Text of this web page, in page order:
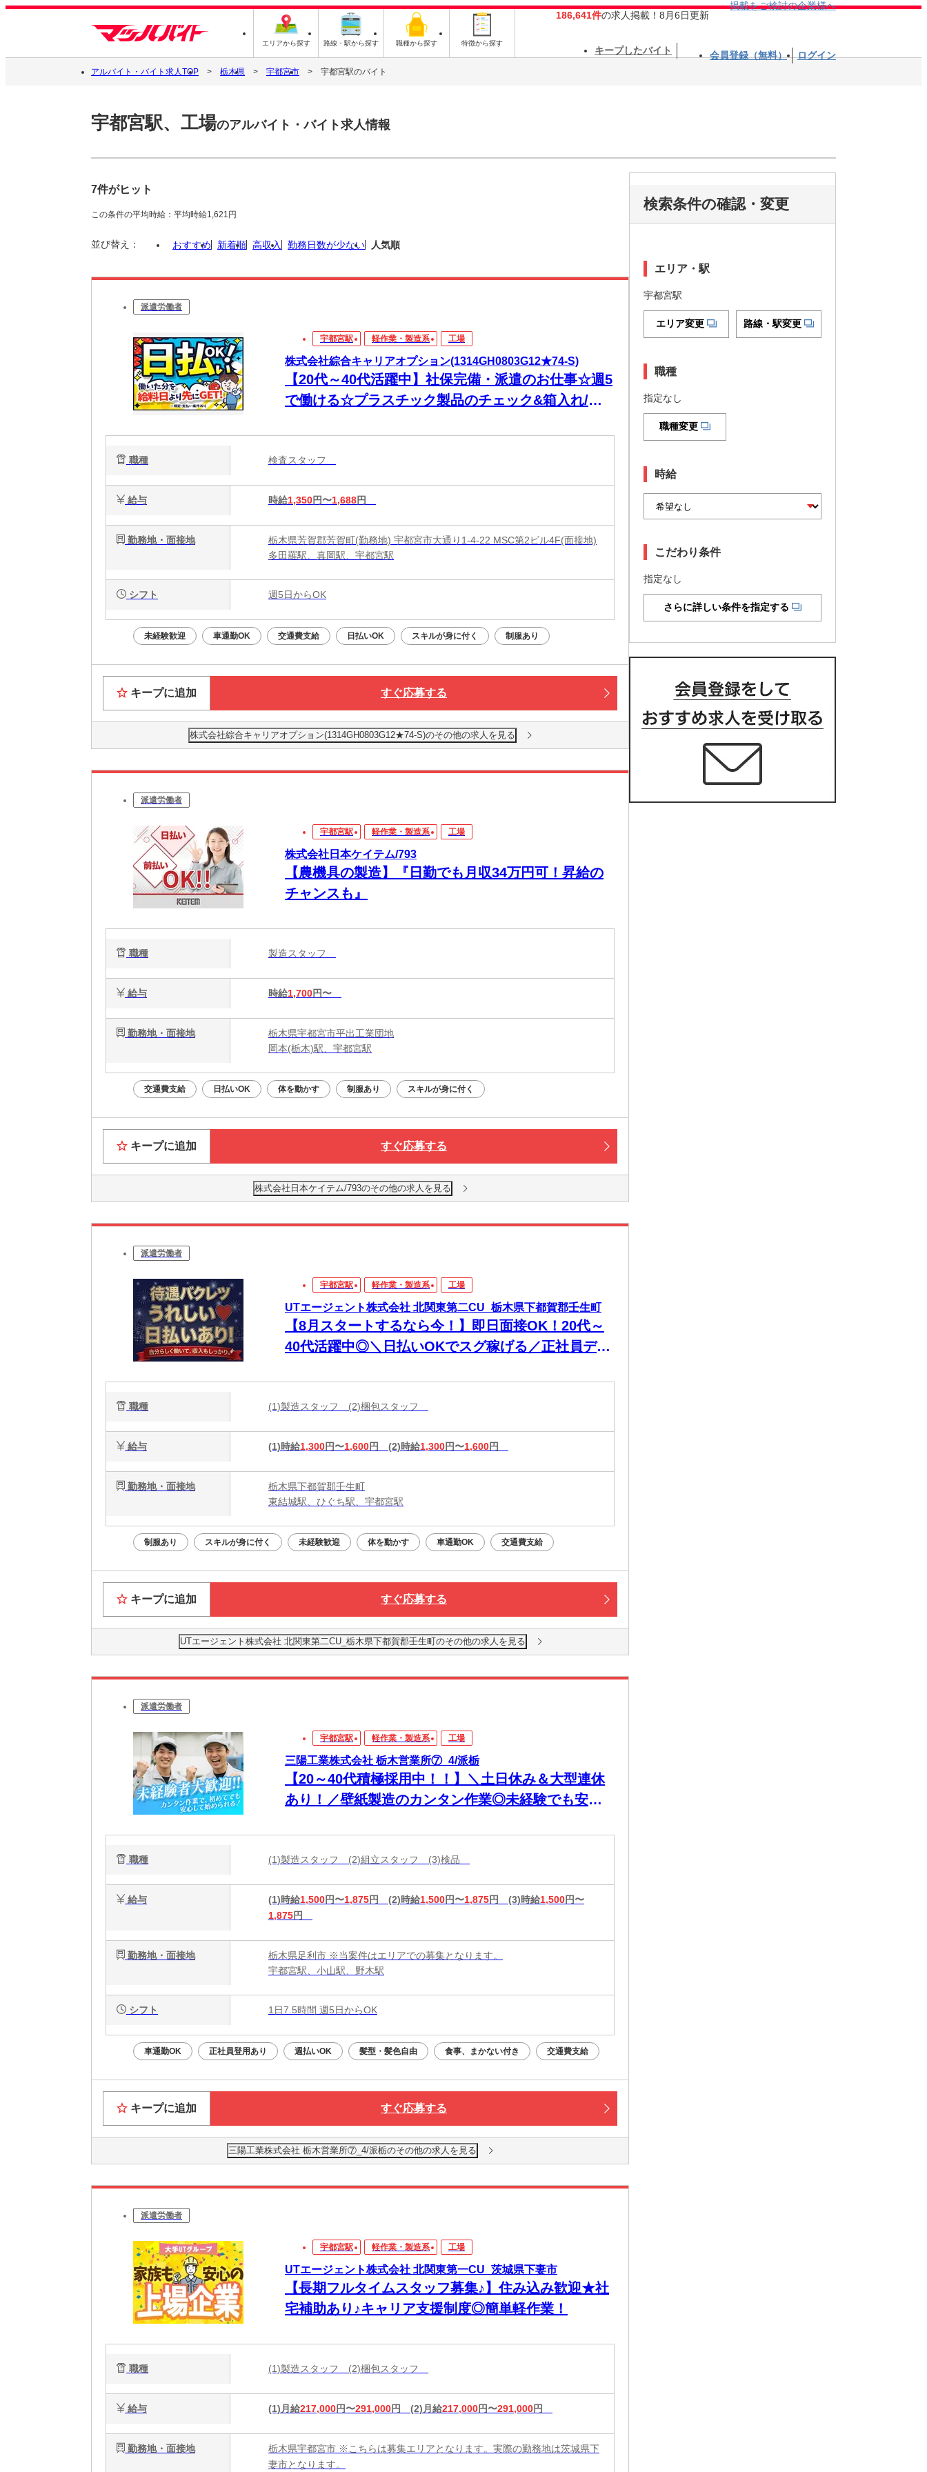
エリアから探す 路線・駅から探す 職種から探す 特徴から探す
186,641件の求人掲載！8月6日更新
掲載をご検討の企業様へ
キープしたバイト 会員登録（無料） ログイン
アルバイト・バイト求人TOP 栃木県 宇都宮市 宇都宮駅のバイト
宇都宮駅、工場のアルバイト・バイト求人情報
7件がヒット
この条件の平均時給：平均時給1,621円
並び替え： おすすめ 新着順 高収入 勤務日数が少ない 人気順
派遣労働者
宇都宮駅 軽作業・製造系 工場
株式会社綜合キャリアオプション(1314GH0803G12★74-S)
【20代～40代活躍中】社保完備・派遣のお仕事☆週5
で働ける☆プラスチック製品のチェック&箱入れ/モ
職種 検査スタッフ
給与 時給1,350円〜1,688円
勤務地・面接地
栃木県芳賀郡芳賀町(勤務地) 宇都宮市大通り1-4-22 MSC第2ビル4F(面接地)
多田羅駅、真岡駅、宇都宮駅
シフト 週5日からOK
未経験歓迎 車通勤OK 交通費支給 日払いOK スキルが身に付く 制服あり
キープに追加 すぐ応募する
株式会社綜合キャリアオプション(1314GH0803G12★74-S)のその他の求人を見る
派遣労働者
宇都宮駅 軽作業・製造系 工場
株式会社日本ケイテム/793
【農機具の製造】『日勤でも月収34万円可！昇給の
チャンスも』
職種 製造スタッフ
給与 時給1,700円〜
勤務地・面接地
栃木県宇都宮市平出工業団地
岡本(栃木)駅、宇都宮駅
交通費支給 日払いOK 体を動かす 制服あり スキルが身に付く
キープに追加 すぐ応募する
株式会社日本ケイテム/793のその他の求人を見る
派遣労働者
宇都宮駅 軽作業・製造系 工場
UTエージェント株式会社 北関東第二CU_栃木県下都賀郡壬生町
【8月スタートするなら今！】即日面接OK！20代～
40代活躍中◎＼日払いOKでスグ稼げる／正社員デビ
職種 (1)製造スタッフ (2)梱包スタッフ
給与 (1)時給1,300円〜1,600円 (2)時給1,300円〜1,600円
勤務地・面接地
栃木県下都賀郡壬生町
東結城駅、ひぐち駅、宇都宮駅
制服あり スキルが身に付く 未経験歓迎 体を動かす 車通勤OK 交通費支給
キープに追加 すぐ応募する
UTエージェント株式会社 北関東第二CU_栃木県下都賀郡壬生町のその他の求人を見る
派遣労働者
宇都宮駅 軽作業・製造系 工場
三陽工業株式会社 栃木営業所⑦_4/派栃
【20～40代積極採用中！！】＼土日休み＆大型連休
あり！／壁紙製造のカンタン作業◎未経験でも安
職種 (1)製造スタッフ (2)組立スタッフ (3)検品
給与 (1)時給1,500円〜1,875円 (2)時給1,500円〜1,875円 (3)時給1,500円〜
1,875円
勤務地・面接地
栃木県足利市 ※当案件はエリアでの募集となります。
宇都宮駅、小山駅、野木駅
シフト 1日7.5時間 週5日からOK
車通勤OK 正社員登用あり 週払いOK 髪型・髪色自由 食事、まかない付き 交通費支給
キープに追加 すぐ応募する
三陽工業株式会社 栃木営業所⑦_4/派栃のその他の求人を見る
派遣労働者
宇都宮駅 軽作業・製造系 工場
UTエージェント株式会社 北関東第一CU_茨城県下妻市
【長期フルタイムスタッフ募集♪】住み込み歓迎★社
宅補助あり♪キャリア支援制度◎簡単軽作業！
職種 (1)製造スタッフ (2)梱包スタッフ
給与 (1)月給217,000円〜291,000円 (2)月給217,000円〜291,000円
勤務地・面接地
栃木県宇都宮市 ※こちらは募集エリアとなります。実際の勤務地は茨城県下
妻市となります。
検索条件の確認・変更
エリア・駅
宇都宮駅
エリア変更 路線・駅変更
職種
指定なし
職種変更
時給
こだわり条件
指定なし
さらに詳しい条件を指定する